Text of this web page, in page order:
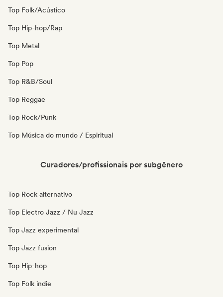
Top Folk/Acústico
Top Hip-hop/Rap
Top Metal
Top Pop
Top R&B/Soul
Top Reggae
Top Rock/Punk
Top Música do mundo / Espiritual
Curadores/profissionais por subgênero
Top Rock alternativo
Top Electro Jazz / Nu Jazz
Top Jazz experimental
Top Jazz fusion
Top Hip-hop
Top Folk indie